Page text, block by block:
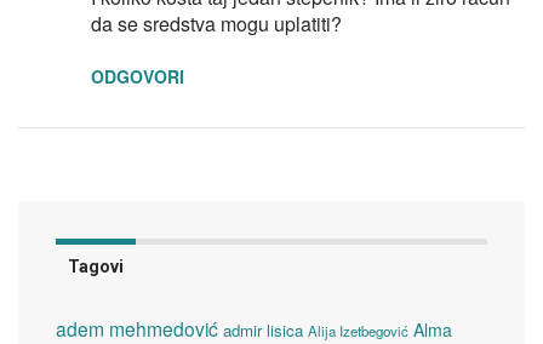
da se sredstva mogu uplatiti?
ODGOVORI
Tagovi
adem mehmedović admir lisica Alija Izetbegović Alma